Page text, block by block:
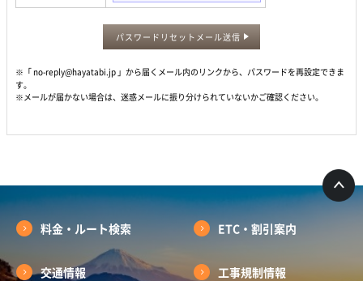
パスワードリセットメール送信
※「 no-reply@hayatabi.jp 」から届くメール内のリンクから、パスワードを再設定できま
す。
※メールが届かない場合は、迷惑メールに振り分けられていないかご確認ください。
料金・ルート検索 ETC・割引案内
交通情報 工事規制情報